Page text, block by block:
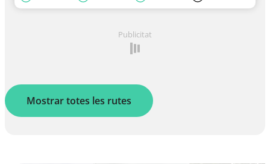
Publicitat
Mostrar totes les rutes